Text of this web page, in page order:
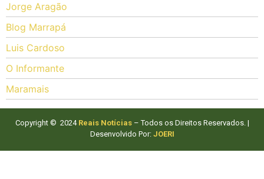
Jorge Aragão
Blog Marrapá
Luis Cardoso
O Informante
Maramais
Copyright © 2024 Reais Notícias– Todos os Direitos Reservados. |
Desenvolvido Por: JOERI